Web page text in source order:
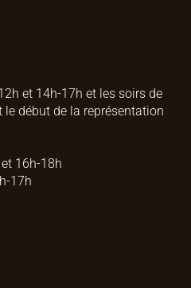
et 14h-17h et les soirs de
début de la représentation
16h-18h
17h